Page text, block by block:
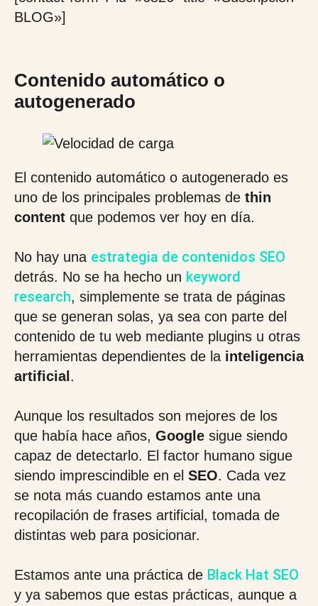
BLOG»]
Contenido automático o
autogenerado
El contenido automático o autogenerado es
uno de los principales problemas de thin
content que podemos ver hoy en día.
No hay una estrategia de contenidos SEO
detrás. No se ha hecho un keyword
research, simplemente se trata de páginas
que se generan solas, ya sea con parte del
contenido de tu web mediante plugins u otras
herramientas dependientes de la inteligencia
artificial .
Aunque los resultados son mejores de los
que había hace años, Google sigue siendo
capaz de detectarlo. El factor humano sigue
siendo imprescindible en el SEO. Cada vez
se nota más cuando estamos ante una
recopilación de frases artificial, tomada de
distintas web para posicionar.
Estamos ante una práctica de Black Hat SEO
y ya sabemos que estas prácticas, aunque a